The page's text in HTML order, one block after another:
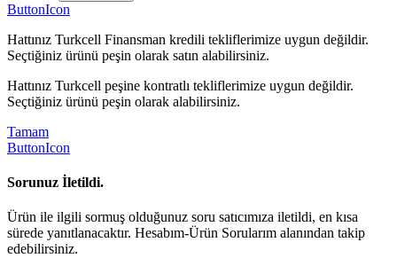
ButtonIcon
Hattınız Turkcell Finansman kredili tekliflerimize uygun değildir.
Seçtiğiniz ürünü peşin olarak satın alabilirsiniz.
Hattınız Turkcell peşine kontratlı tekliflerimize uygun değildir.
Seçtiğiniz ürünü peşin olarak alabilirsiniz.
Tamam
ButtonIcon
Sorunuz İletildi.
Ürün ile ilgili sormuş olduğunuz soru satıcımıza iletildi, en kısa
sürede yanıtlanacaktır. Hesabım-Ürün Sorularım alanından takip
edebilirsiniz.